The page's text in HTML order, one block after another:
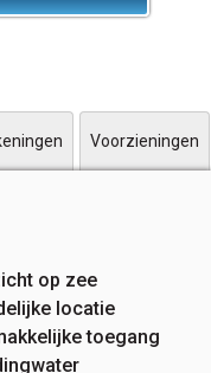
Voorzieningen
op zee
locatie
toegang